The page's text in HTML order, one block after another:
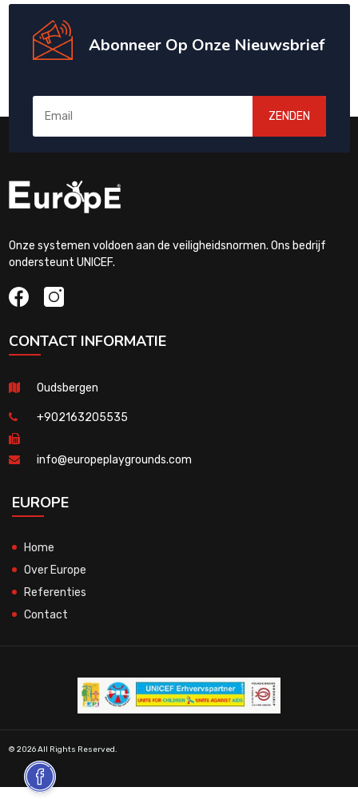
Abonneer Op Onze Nieuwsbrief
ZENDEN
Onze systemen voldoen aan de veiligheidsnormen. Ons bedrijf
ondersteunt UNICEF.
CONTACT INFORMATIE
Oudsbergen
+902163205535
info@europeplaygrounds.com
EUROPE
Home
Over Europe
Referenties
Contact
© 2026 All Rights Reserved.